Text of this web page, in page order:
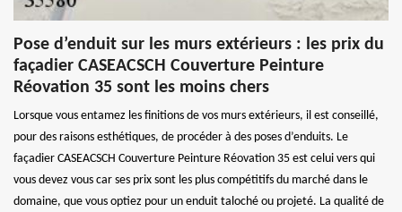
Pose d’enduit sur les murs extérieurs : les prix du
façadier CASEACSCH Couverture Peinture
Réovation 35 sont les moins chers
Lorsque vous entamez les finitions de vos murs extérieurs, il est conseillé,
pour des raisons esthétiques, de procéder à des poses d’enduits. Le
façadier CASEACSCH Couverture Peinture Réovation 35 est celui vers qui
vous devez vous car ses prix sont les plus compétitifs du marché dans le
domaine, que vous optiez pour un enduit taloché ou projeté. La qualité de